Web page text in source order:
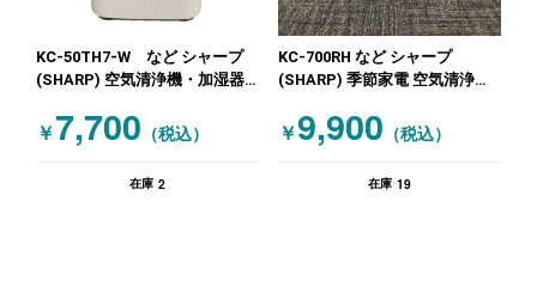
KC-50TH7-W など シャープ
(SHARP) 空気清浄機・加湿器
￥7,700 （税込）
在庫 2
KC-700RH など シャープ
(SHARP) 季節家電 空気清浄
￥9,900 （税込）
在庫 19